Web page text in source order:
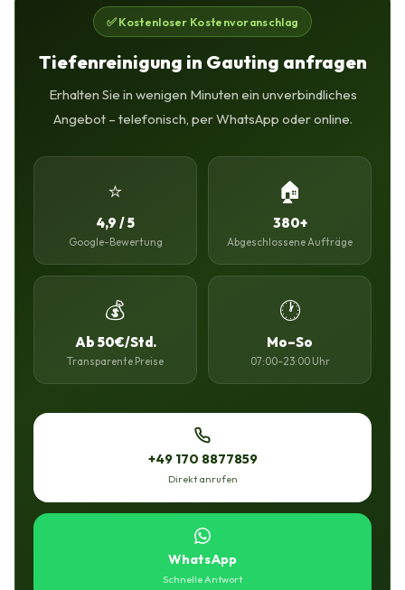
✅ Kostenloser Kostenvoranschlag
Tiefenreinigung in Gauting anfragen
Erhalten Sie in wenigen Minuten ein unverbindliches
Angebot – telefonisch, per WhatsApp oder online.
⭐
4,9 / 5
Google-Bewertung
🏠
380+
Abgeschlossene Aufträge
💰
Ab 50€/Std.
Transparente Preise
🕐
Mo–So
07:00–23:00 Uhr
+49 170 8877859
Direkt anrufen
WhatsApp
Schnelle Antwort